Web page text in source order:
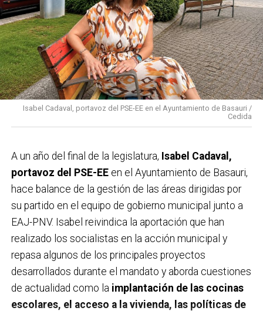
Isabel Cadaval, portavoz del PSE-EE en el Ayuntamiento de Basauri /
Cedida
A un año del final de la legislatura, Isabel Cadaval,
portavoz del PSE-EEen el Ayuntamiento de Basauri,
hace balance de la gestión de las áreas dirigidas por
su partido en el equipo de gobierno municipal junto a
EAJ-PNV. Isabel reivindica la aportación que han
realizado los socialistas en la acción municipal y
repasa algunos de los principales proyectos
desarrollados durante el mandato y aborda cuestiones
de actualidad como la implantación de las cocinas
escolares, el acceso a la vivienda, las políticas de